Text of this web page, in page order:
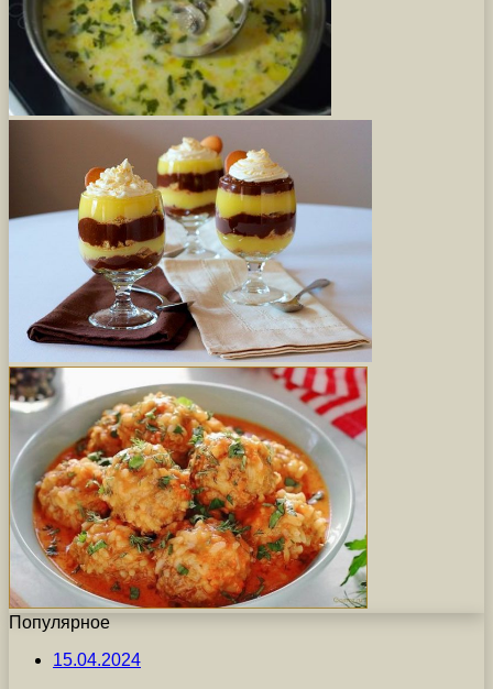
Популярное
15.04.2024